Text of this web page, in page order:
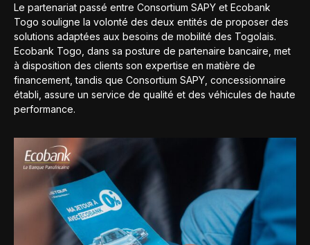
Le partenariat passé entre Consortium SAPY et Ecobank
Togo souligne la volonté des deux entités de proposer des
solutions adaptées aux besoins de mobilité des Togolais.
Ecobank Togo, dans sa posture de partenaire bancaire, met
à disposition des clients son expertise en matière de
financement, tandis que Consortium SAPY, concessionnaire
établi, assure un service de qualité et des véhicules de haute
performance.